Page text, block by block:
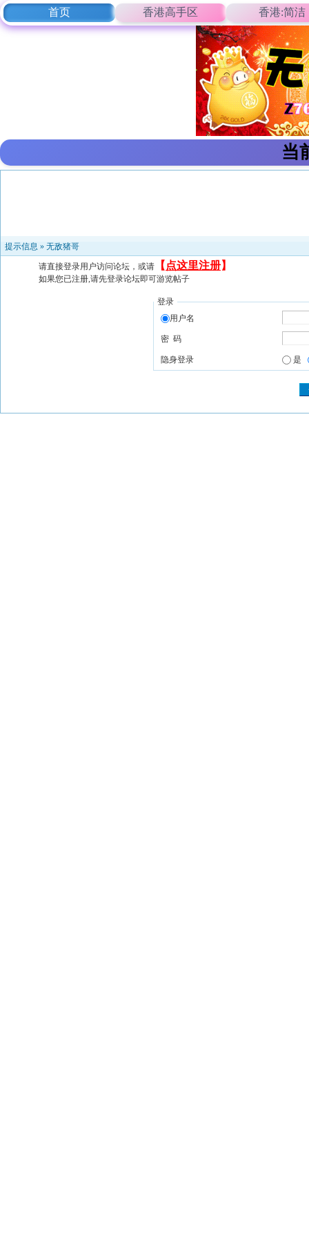
首页 香港高手区 香港:简洁
当
提示信息 » 无敌猪哥
请直接登录用户访问论坛，或请 【 点这里注册】
如果您已注册,请先登录论坛即可游览帖子
登录
用户名
密 码
隐身登录 是